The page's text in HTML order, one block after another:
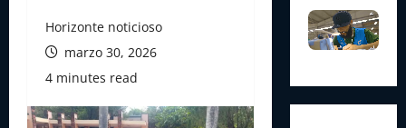
Horizonte noticioso
marzo 30, 2026
4 minutes read